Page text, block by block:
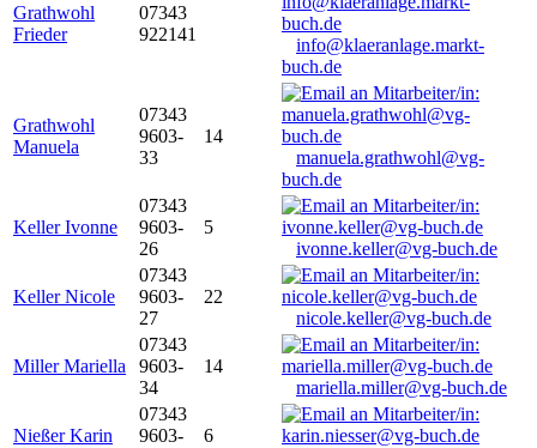
Grathwohl
Frieder
07343
922141
info@klaeranlage.markt-
buch.de
Grathwohl
Manuela
07343
9603-
33
14
manuela.grathwohl@vg-
buch.de
Keller Ivonne
07343
9603-
26
5
ivonne.keller@vg-buch.de
Keller Nicole
07343
9603-
27
22
nicole.keller@vg-buch.de
Miller Mariella
07343
9603-
34
14
mariella.miller@vg-buch.de
Nießer Karin
07343
9603-
6